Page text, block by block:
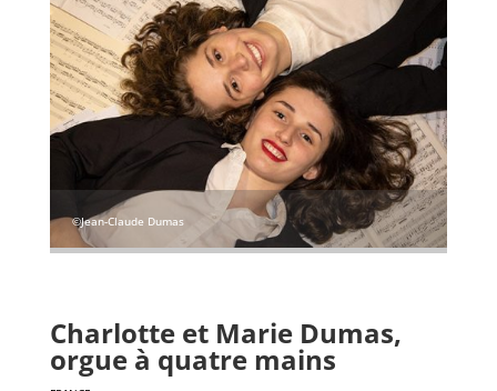
©Jean-Claude Dumas
Charlotte et Marie Dumas,
orgue à quatre mains